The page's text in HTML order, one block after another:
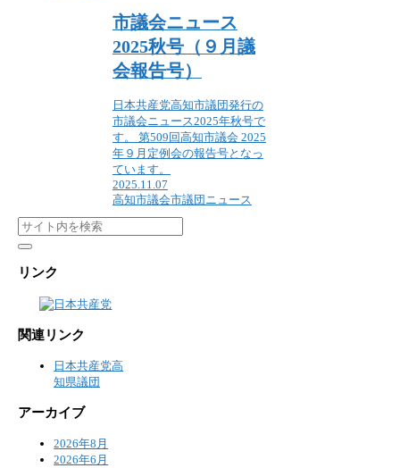
市議会ニュース
2025秋号（９月議
会報告号）
日本共産党高知市議団発行の
市議会ニュース2025年秋号で
す。 第509回高知市議会 2025
年９月定例会の報告号となっ
ています。
2025.11.07
高知市議会市議団ニュース
リンク
関連リンク
日本共産党高
知県議団
アーカイブ
2026年8月
2026年6月